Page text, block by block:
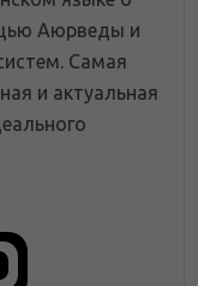
Аюрведы и
Самая
и актуальная